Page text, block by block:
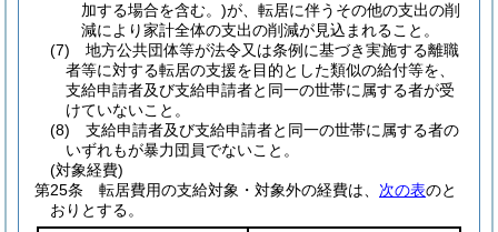
加する場合を含む。)が、転居に伴うその他の支出の削
減により家計全体の支出の削減が見込まれること。
(7)
地方公共団体等が法令又は条例に基づき実施する離職
者等に対する転居の支援を目的とした類似の給付等を、
支給申請者及び支給申請者と同一の世帯に属する者が受
けていないこと。
(8)
支給申請者及び支給申請者と同一の世帯に属する者の
いずれもが暴力団員でないこと。
(対象経費)
第25条
転居費用の支給対象・対象外の経費は、 次の表のと
おりとする。